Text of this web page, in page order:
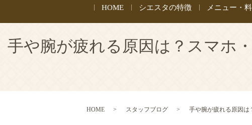
HOME シエスタの特徴 メニュー・
手や腕が疲れる原因は？スマホ
HOME スタッフブログ 手や腕が疲れる原因は